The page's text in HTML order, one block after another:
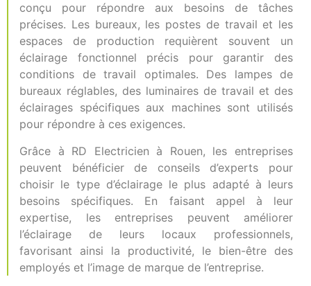
conçu pour répondre aux besoins de tâches
précises. Les bureaux, les postes de travail et les
espaces de production requièrent souvent un
éclairage fonctionnel précis pour garantir des
conditions de travail optimales. Des lampes de
bureaux réglables, des luminaires de travail et des
éclairages spécifiques aux machines sont utilisés
pour répondre à ces exigences.
Grâce à RD Electricien à Rouen, les entreprises
peuvent bénéficier de conseils d’experts pour
choisir le type d’éclairage le plus adapté à leurs
besoins spécifiques. En faisant appel à leur
expertise, les entreprises peuvent améliorer
l’éclairage de leurs locaux professionnels,
favorisant ainsi la productivité, le bien-être des
employés et l’image de marque de l’entreprise.